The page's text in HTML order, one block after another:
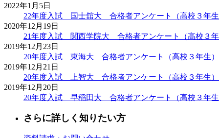
2022年1月5日
22年度入試 国士舘大 合格者アンケート（高校３年生
2020年12月19日
21年度入試 関西学院大 合格者アンケート（高校３年
2019年12月23日
20年度入試 東海大 合格者アンケート（高校３年生）
2019年12月21日
20年度入試 上智大 合格者アンケート（高校３年生）
2019年12月20日
20年度入試 早稲田大 合格者アンケート（高校３年生
さらに詳しく知りたい方